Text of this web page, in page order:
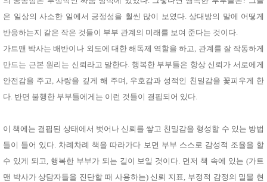
은 일상의 사소한 일에서 긍정성을 훨씬 많이 보였다. 상대방의 말에 어떻게
반응하는지 같은 작은 것들이 부부 관계의 미래를 보여 준다는 것이다.
가트맨 박사는 배반이나 외도에 대한 해독제 역할을 하고, 관계를 잘 작동하게
만드는 근본 원리는 신뢰라고 말한다. 행복한 부부들은 항상 신뢰가 서로에게
안전감을 주고, 사랑을 깊게 해 주며, 우호감과 성적인 친밀감을 꽃피우게 한
다. 반면 불행한 부부들에게는 이런 것들이 결핍되어 있다.
이 책에는 결핍된 상태에서 벗어나 신뢰를 쌓고 친밀감을 형성할 수 있는 방법
들이 들어 있다. 차례차례 책을 따라가다 보면 부부 스스로 감성적 조율을 할
수 있게 되고, 행복한 부부가 되는 길이 보일 것이다. 먼저 책 속에 있는 (가트
맨 박사가 상담자들을 진단할 때 사용하는) 신뢰 지표, 부정적 감정의 밀물 현